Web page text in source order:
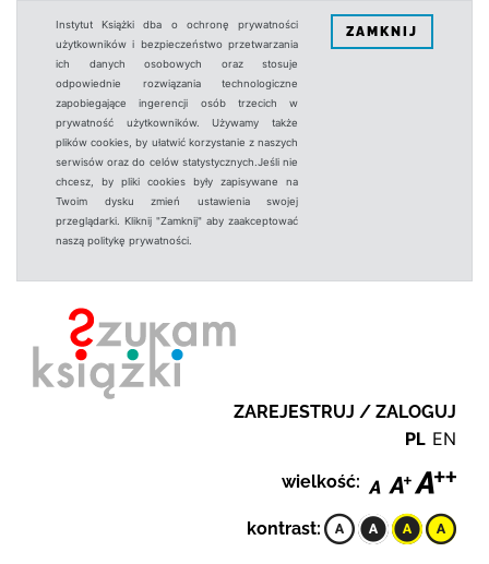
Instytut Książki dba o ochronę prywatności
użytkowników i bezpieczeństwo przetwarzania
ich danych osobowych oraz stosuje
odpowiednie rozwiązania technologiczne
zapobiegające ingerencji osób trzecich w
prywatność użytkowników. Używamy także
plików cookies, by ułatwić korzystanie z naszych
serwisów oraz do celów statystycznych.Jeśli nie
chcesz, by pliki cookies były zapisywane na
Twoim dysku zmień ustawienia swojej
przeglądarki. Kliknij "Zamknij" aby zaakceptować
naszą politykę prywatności.
ZAMKNIJ
ZAREJESTRUJ / ZALOGUJ
PL EN
wielkość:
kontrast: